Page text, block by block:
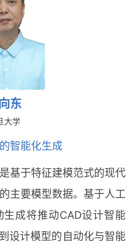
东
大学
智能化生成
基于特征建模范式的现代
主要模型数据。基于人工
成将推动CAD设计智能
设计模型的自动化与智能